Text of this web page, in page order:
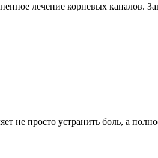
лечение корневых каналов.
не просто устранить боль, а